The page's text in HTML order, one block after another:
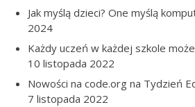
Jak myślą dzieci? One myślą
2024
Każdy uczeń w każdej szkole
10 listopada 2022
Nowości na code.org na Tydzień
7 listopada 2022